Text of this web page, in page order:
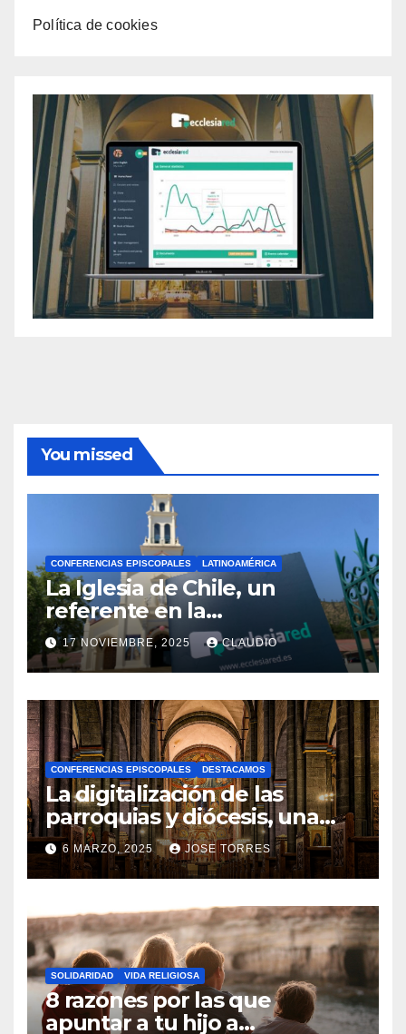
Política de cookies
You missed
CONFERENCIAS EPISCOPALES LATINOAMÉRICA
La Iglesia de Chile, un
referente en la
transformación digital
gracias a Ecclesiared
17 NOVIEMBRE, 2025 CLAUDIO
N
O
H
A
Y
C
O
M
N
T
A
R
I
CONFERENCIAS EPISCOPALES DESTACAMOS
La digitalización de las
parroquias y diócesis, una
realidad ya para el futuro de
la Iglesia
6 MARZO, 2025 JOSE TORRES
N
O
H
A
Y
SOLIDARIDAD VIDA RELIGIOSA
8 razones por las que
apuntar a tu hijo a